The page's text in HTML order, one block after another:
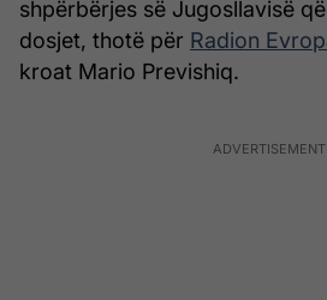
shpërbërjes së Jugosllavisë
dosjet, thotë për Radion
kroat Mario Previshiq.